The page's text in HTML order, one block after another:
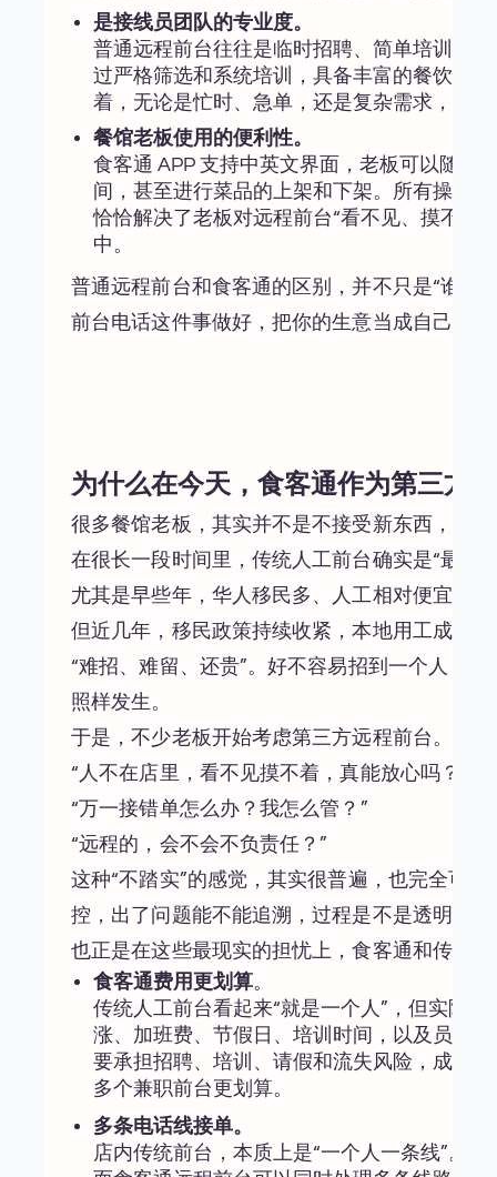
是接线员团队的专业度。
普通远程前台往往是临时招聘、简单培训后
过严格筛选和系统培训，具备丰富的餐饮接
着，无论是忙时、急单，还是复杂需求，接
餐馆老板使用的便利性。
食客通 APP 支持中英文界面，老板可以随时
间，甚至进行菜品的上架和下架。所有操作
恰恰解决了老板对远程前台“看不见、摸不着
中。
普通远程前台和食客通的区别，并不只是“谁接
前台电话这件事做好，把你的生意当成自己的
为什么在今天，食客通作为第三方
很多餐馆老板，其实并不是不接受新东西，而
在很长一段时间里，传统人工前台确实是“最
尤其是早些年，华人移民多、人工相对便宜，
但近几年，移民政策持续收紧，本地用工成本
“难招、难留、还贵”。好不容易招到一个人，
照样发生。
于是，不少老板开始考虑第三方远程前台。但
“人不在店里，看不见摸不着，真能放心吗？”
“万一接错单怎么办？我怎么管？”
“远程的，会不会不负责任？”
这种“不踏实”的感觉，其实很普遍，也完全可
控，出了问题能不能追溯，过程是不是透明。
也正是在这些最现实的担忧上，食客通和传统
食客通费用更划算。
传统人工前台看起来“就是一个人”，但实际
涨、加班费、节假日、培训时间，以及员工
要承担招聘、培训、请假和流失风险，成本
多个兼职前台更划算。
多条电话线接单。
店内传统前台，本质上是“一个人一条线”。